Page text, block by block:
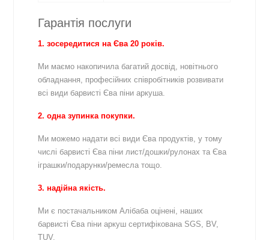
Гарантія послуги
1. зосередитися на Єва 20 років.
Ми маємо накопичила багатий досвід, новітнього
обладнання, професійних співробітників розвивати
всі види барвисті Єва піни аркуша.
2. одна зупинка покупки.
Ми можемо надати всі види Єва продуктів, у тому
числі барвисті Єва піни лист/дошки/рулонах та Єва
іграшки/подарунки/ремесла тощо.
3. надійна якість.
Ми є постачальником Алібаба оцінені, наших
барвисті Єва піни аркуш сертифікована SGS, BV,
TUV.